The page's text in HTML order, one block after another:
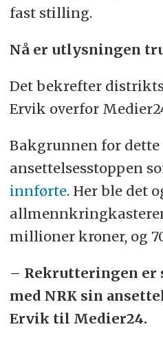
fast stilling.
Nå er utlysningen
Det bekrefter
Ervik overfor
Bakgrunnen for dette
ansettelsesstoppen
innførte. Her ble det
millioner kroner, og
– Rekrutteringen er
med NRK sin
Ervik til Medier24.